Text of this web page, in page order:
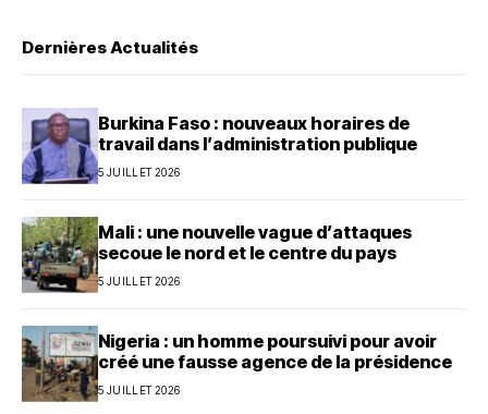
Dernières Actualités
Burkina Faso : nouveaux horaires de
travail dans l’administration publique
5 JUILLET 2026
Mali : une nouvelle vague d’attaques
secoue le nord et le centre du pays
5 JUILLET 2026
Nigeria : un homme poursuivi pour avoir
créé une fausse agence de la présidence
5 JUILLET 2026